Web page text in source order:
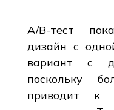
A/B-тест
дизайн с
вариант с
поскольку
приводит к